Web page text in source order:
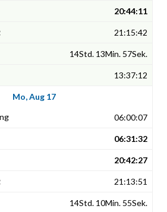
20:44:11
21:15:42
14Std. 13Min. 57Sek.
13:37:12
Mo, Aug 17
06:00:07
06:31:32
20:42:27
21:13:51
14Std. 10Min. 55Sek.